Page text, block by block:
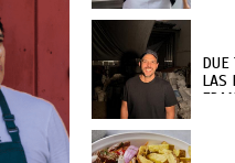
DUE
LAS